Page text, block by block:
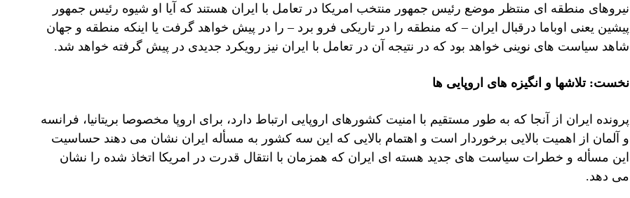
نیروهای منطقه ای منتظر موضع رئیس جمهور منتخب امریکا در تعامل با ایران هستند که آیا او شیوه رئیس جمهور
پیشین یعنی اوباما درقبال ایران – که منطقه را در تاریکی فرو برد – را در پیش خواهد گرفت یا اینکه منطقه و جهان
شاهد سیاست های نوینی خواهد بود که در نتیجه آن در تعامل با ایران نیز رویکرد جدیدی در پیش گرفته خواهد شد.
نخست: تلاشها و انگیزه های اروپایی ها
پرونده ایران از آنجا که به طور مستقیم با امنیت کشورهای اروپایی ارتباط دارد، برای اروپا مخصوصا بریتانیا، فرانسه
و آلمان از اهمیت بالایی برخوردار است و اهتمام بالایی که این سه کشور به مسأله ایران نشان می دهند حساسیت
این مسأله و خطرات سیاست های جدید هسته ای ایران که همزمان با انتقال قدرت در امریکا اتخاذ شده را نشان
می دهد.